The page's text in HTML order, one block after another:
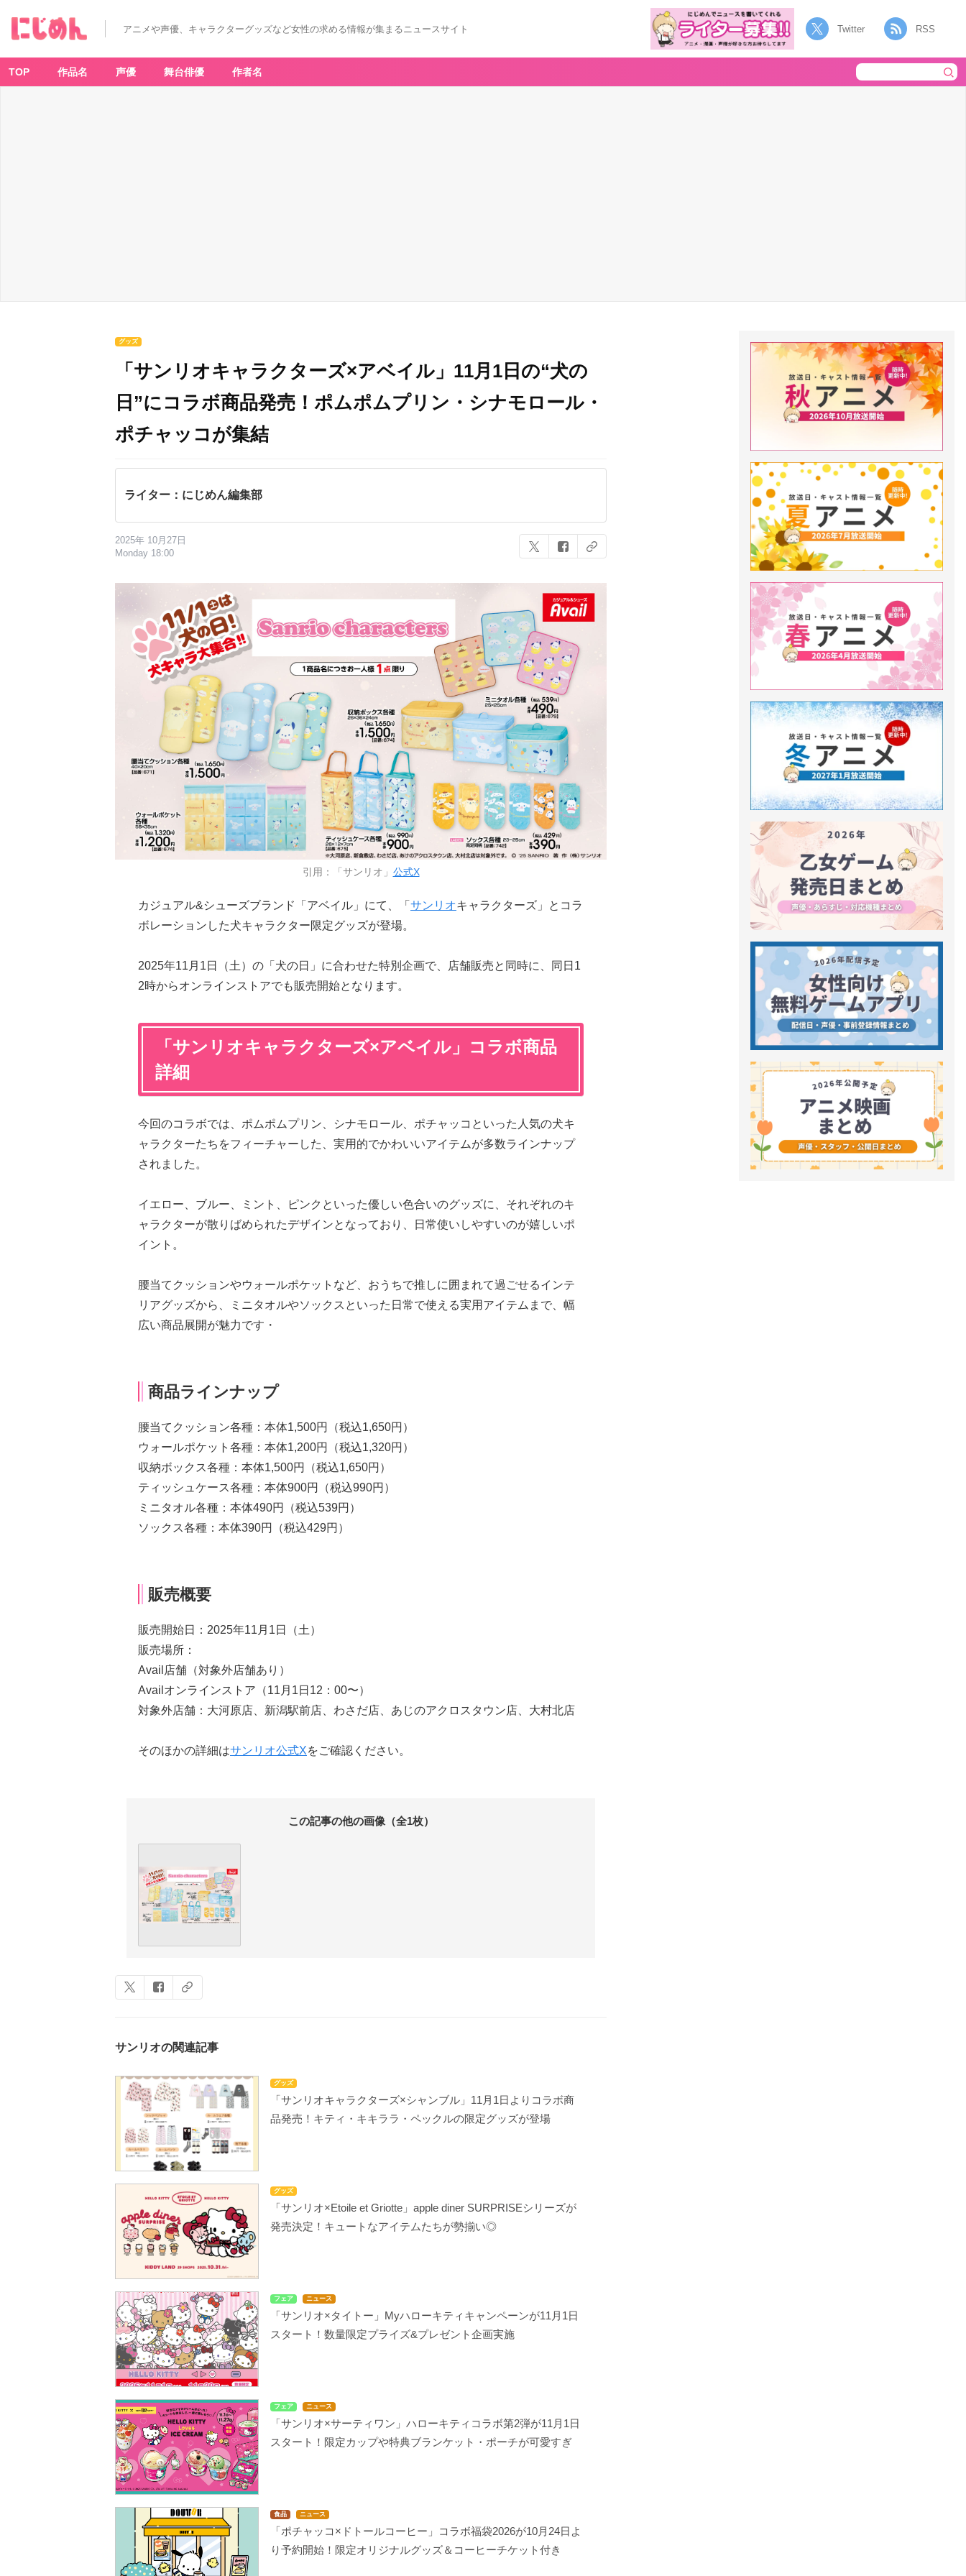
アニメや声優、キャラクターグッズなど女性の求める情報が集まるニュースサイト Twitter RSS
TOP 作品名 声優 舞台俳優 作者名
グッズ
「サンリオキャラクターズ×アベイル」11月1日の“犬の
日”にコラボ商品発売！ポムポムプリン・シナモロール・
ポチャッコが集結
ライター：にじめん編集部
2025年 10月27日
Monday 18:00
引用：「サンリオ」 公式X
カジュアル&シューズブランド「アベイル」にて、「 サンリオキャラクターズ」とコラ
ボレーションした犬キャラクター限定グッズが登場。
2025年11月1日（土）の「犬の日」に合わせた特別企画で、店舗販売と同時に、同日1
2時からオンラインストアでも販売開始となります。
「サンリオキャラクターズ×アベイル」コラボ商品
詳細
今回のコラボでは、ポムポムプリン、シナモロール、ポチャッコといった人気の犬キ
ャラクターたちをフィーチャーした、実用的でかわいいアイテムが多数ラインナップ
されました。
イエロー、ブルー、ミント、ピンクといった優しい色合いのグッズに、それぞれのキ
ャラクターが散りばめられたデザインとなっており、日常使いしやすいのが嬉しいポ
イント。
腰当てクッションやウォールポケットなど、おうちで推しに囲まれて過ごせるインテ
リアグッズから、ミニタオルやソックスといった日常で使える実用アイテムまで、幅
広い商品展開が魅力です・
商品ラインナップ
腰当てクッション各種：本体1,500円（税込1,650円）
ウォールポケット各種：本体1,200円（税込1,320円）
収納ボックス各種：本体1,500円（税込1,650円）
ティッシュケース各種：本体900円（税込990円）
ミニタオル各種：本体490円（税込539円）
ソックス各種：本体390円（税込429円）
販売概要
販売開始日：2025年11月1日（土）
販売場所：
Avail店舗（対象外店舗あり）
Availオンラインストア（11月1日12：00〜）
対象外店舗：大河原店、新潟駅前店、わさだ店、あじのアクロスタウン店、大村北店
そのほかの詳細はサンリオ公式Xをご確認ください。
この記事の他の画像（全1枚）
サンリオの関連記事
グッズ
「サンリオキャラクターズ×シャンブル」11月1日よりコラボ商
品発売！キティ・キキララ・ペックルの限定グッズが登場
グッズ
「サンリオ×Etoile et Griotte」apple diner SURPRISEシリーズが
発売決定！キュートなアイテムたちが勢揃い◎
フェア ニュース
「サンリオ×タイトー」Myハローキティキャンペーンが11月1日
スタート！数量限定プライズ&プレゼント企画実施
フェア ニュース
「サンリオ×サーティワン」ハローキティコラボ第2弾が11月1日
スタート！限定カップや特典ブランケット・ポーチが可愛すぎ
食品 ニュース
「ポチャッコ×ドトールコーヒー」コラボ福袋2026が10月24日よ
り予約開始！限定オリジナルグッズ＆コーヒーチケット付き